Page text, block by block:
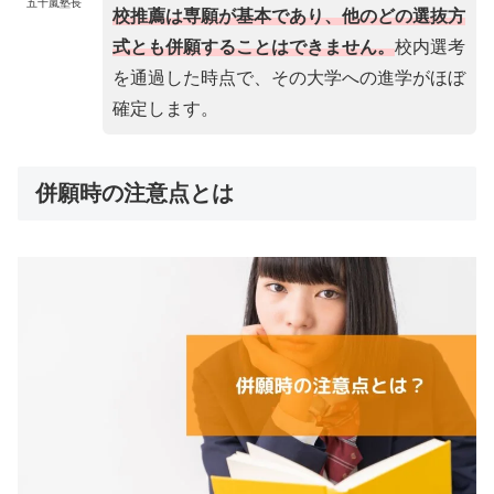
五十嵐塾長
校推薦は専願が基本であり、他のどの選抜方
式とも併願することはできません。校内選考
を通過した時点で、その大学への進学がほぼ
確定します。
併願時の注意点とは